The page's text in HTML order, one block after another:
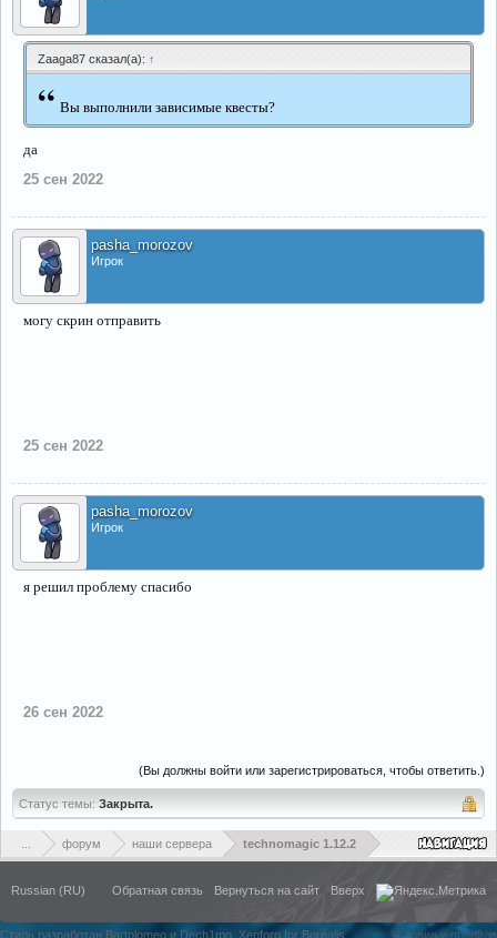
Zaaga87 сказал(а): ↑
“ Вы выполнили зависимые квесты?
да
25 сен 2022
pasha_morozov
Игрок
могу скрин отправить
25 сен 2022
pasha_morozov
Игрок
я решил проблему спасибо
26 сен 2022
(Вы должны войти или зарегистрироваться, чтобы ответить.)
Статус темы: Закрыта.
форум наши сервера technomagic 1.12.2
Russian (RU) Обратная связь Вернуться на сайт Вверх
Стиль разработан Bartolomeo и Dech1mo Xenforo for Borealis Условия и правила